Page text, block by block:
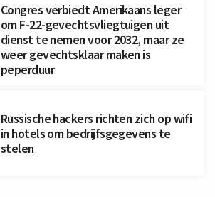
Congres verbiedt Amerikaans leger
om F-22-gevechtsvliegtuigen uit
dienst te nemen voor 2032, maar ze
weer gevechtsklaar maken is
peperduur
Russische hackers richten zich op wifi
in hotels om bedrijfsgegevens te
stelen